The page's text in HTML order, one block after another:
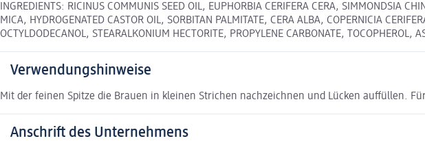
INGREDIENTS: RICINUS COMMUNIS SEED OIL, EUPHORBIA CERIFERA CERA, SIMMONDSIA
MICA, HYDROGENATED CASTOR OIL, SORBITAN PALMITATE, CERA ALBA, COPERNICIA
OCTYLDODECANOL, STEARALKONIUM HECTORITE, PROPYLENE CARBONATE,
Verwendungshinweise
Mit der feinen Spitze die Brauen in kleinen Strichen nachzeichnen und Lücken auffüllen.
Anschrift des Unternehmens